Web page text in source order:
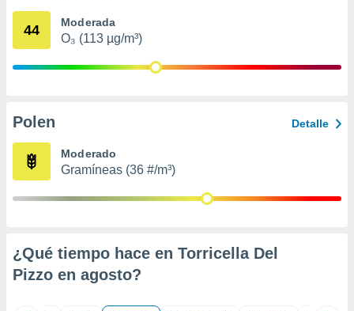
mediante
publicidad
de
44 Moderada
O₃ (113 µg/m³)
Polen Detalle
Moderado
Gramíneas (36 #/m³)
¿Qué tiempo hace en Torricella Del
Pizzo en agosto?